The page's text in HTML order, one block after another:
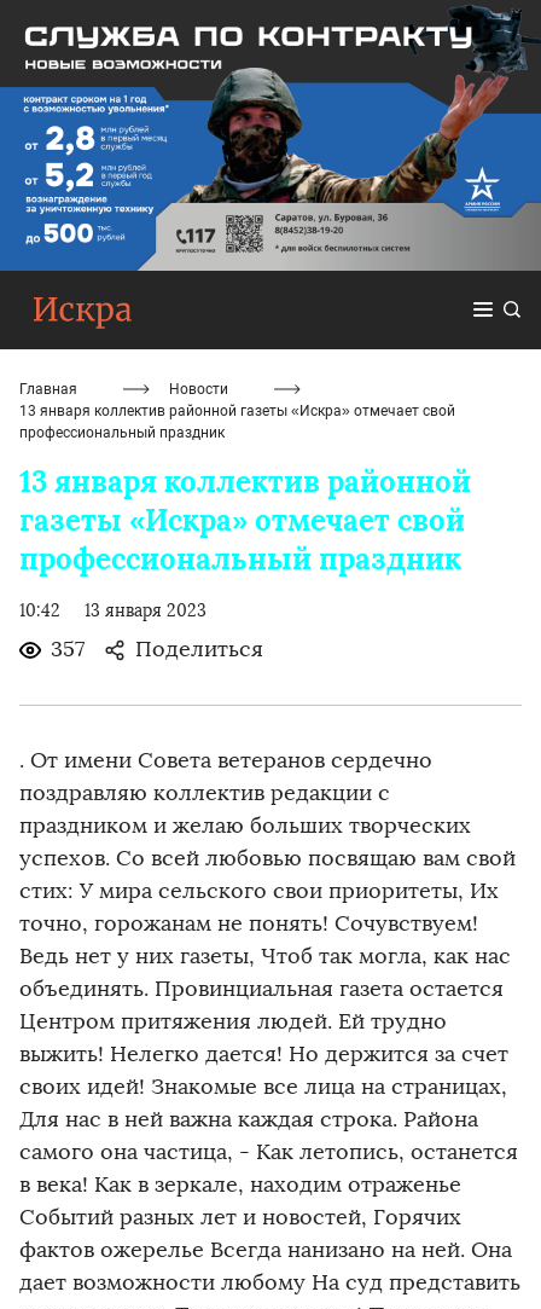
Главная
Новости
13 января коллектив районной газеты «Искра» отмечает свой
профессиональный праздник
13 января коллектив районной
газеты «Искра» отмечает свой
профессиональный праздник
10:42 13 января 2023
357 Поделиться
. От имени Совета ветеранов сердечно
поздравляю коллектив редакции с
праздником и желаю больших творческих
успехов. Со всей любовью посвящаю вам свой
стих: У мира сельского свои приоритеты, Их
точно, горожанам не понять! Сочувствуем!
Ведь нет у них газеты, Чтоб так могла, как нас
объединять. Провинциальная газета остается
Центром притяжения людей. Ей трудно
выжить! Нелегко дается! Но держится за счет
своих идей! Знакомые все лица на страницах,
Для нас в ней важна каждая строка. Района
самого она частица, - Как летопись, останется
в века! Как в зеркале, находим отраженье
Событий разных лет и новостей, Горячих
фактов ожерелье Всегда нанизано на ней. Она
дает возможности любому На суд представить